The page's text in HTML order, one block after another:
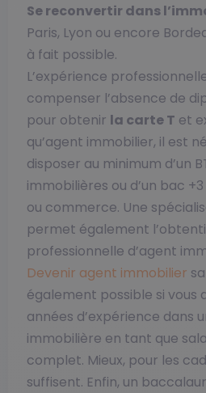
Se reconvertir dans
Paris, Lyon ou encore
à fait possible.
L’expérience
compenser l’absence de
pour obtenir la carte T et
qu’agent immobilier, il est
disposer au minimum d’un
immobilières ou d’un bac
ou commerce. Une
permet également
professionnelle d’agent
Devenir agent immobilier
également possible si vous
années d’expérience dans
immobilière en tant que
complet. Mieux, pour les
suffisent. Enfin, un